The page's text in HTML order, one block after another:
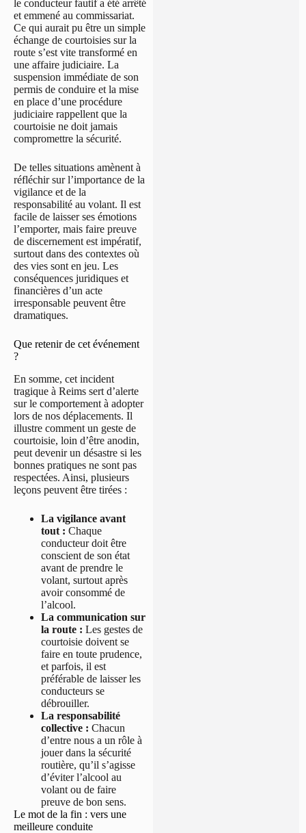
le conducteur fautif a été arrêté
et emmené au commissariat.
Ce qui aurait pu être un simple
échange de courtoisies sur la
route s’est vite transformé en
une affaire judiciaire. La
suspension immédiate de son
permis de conduire et la mise
en place d’une procédure
judiciaire rappellent que la
courtoisie ne doit jamais
compromettre la sécurité.
De telles situations amènent à
réfléchir sur l’importance de la
vigilance et de la
responsabilité au volant. Il est
facile de laisser ses émotions
l’emporter, mais faire preuve
de discernement est impératif,
surtout dans des contextes où
des vies sont en jeu. Les
conséquences juridiques et
financières d’un acte
irresponsable peuvent être
dramatiques.
Que retenir de cet événement
?
En somme, cet incident
tragique à Reims sert d’alerte
sur le comportement à adopter
lors de nos déplacements. Il
illustre comment un geste de
courtoisie, loin d’être anodin,
peut devenir un désastre si les
bonnes pratiques ne sont pas
respectées. Ainsi, plusieurs
leçons peuvent être tirées :
La vigilance avant
tout : Chaque
conducteur doit être
conscient de son état
avant de prendre le
volant, surtout après
avoir consommé de
l’alcool.
La communication sur
la route : Les gestes de
courtoisie doivent se
faire en toute prudence,
et parfois, il est
préférable de laisser les
conducteurs se
débrouiller.
La responsabilité
collective : Chacun
d’entre nous a un rôle à
jouer dans la sécurité
routière, qu’il s’agisse
d’éviter l’alcool au
volant ou de faire
preuve de bon sens.
Le mot de la fin : vers une
meilleure conduite